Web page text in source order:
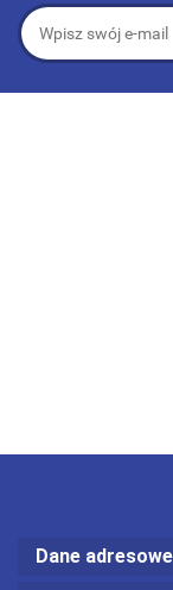
Dane adresowe